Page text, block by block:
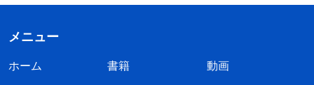
メニュー
ホーム 書籍
動画